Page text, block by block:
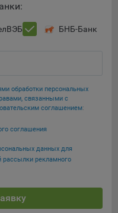
БНБ-Банк
обработки персональных
связанными с
соглашением:
соглашения
данных для
рассылки рекламного